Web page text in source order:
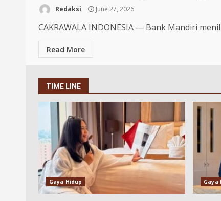
Redaksi June 27, 2026
CAKRAWALA INDONESIA — Bank Mandiri
Read More
TIME LINE
Gaya Hidup Gaya